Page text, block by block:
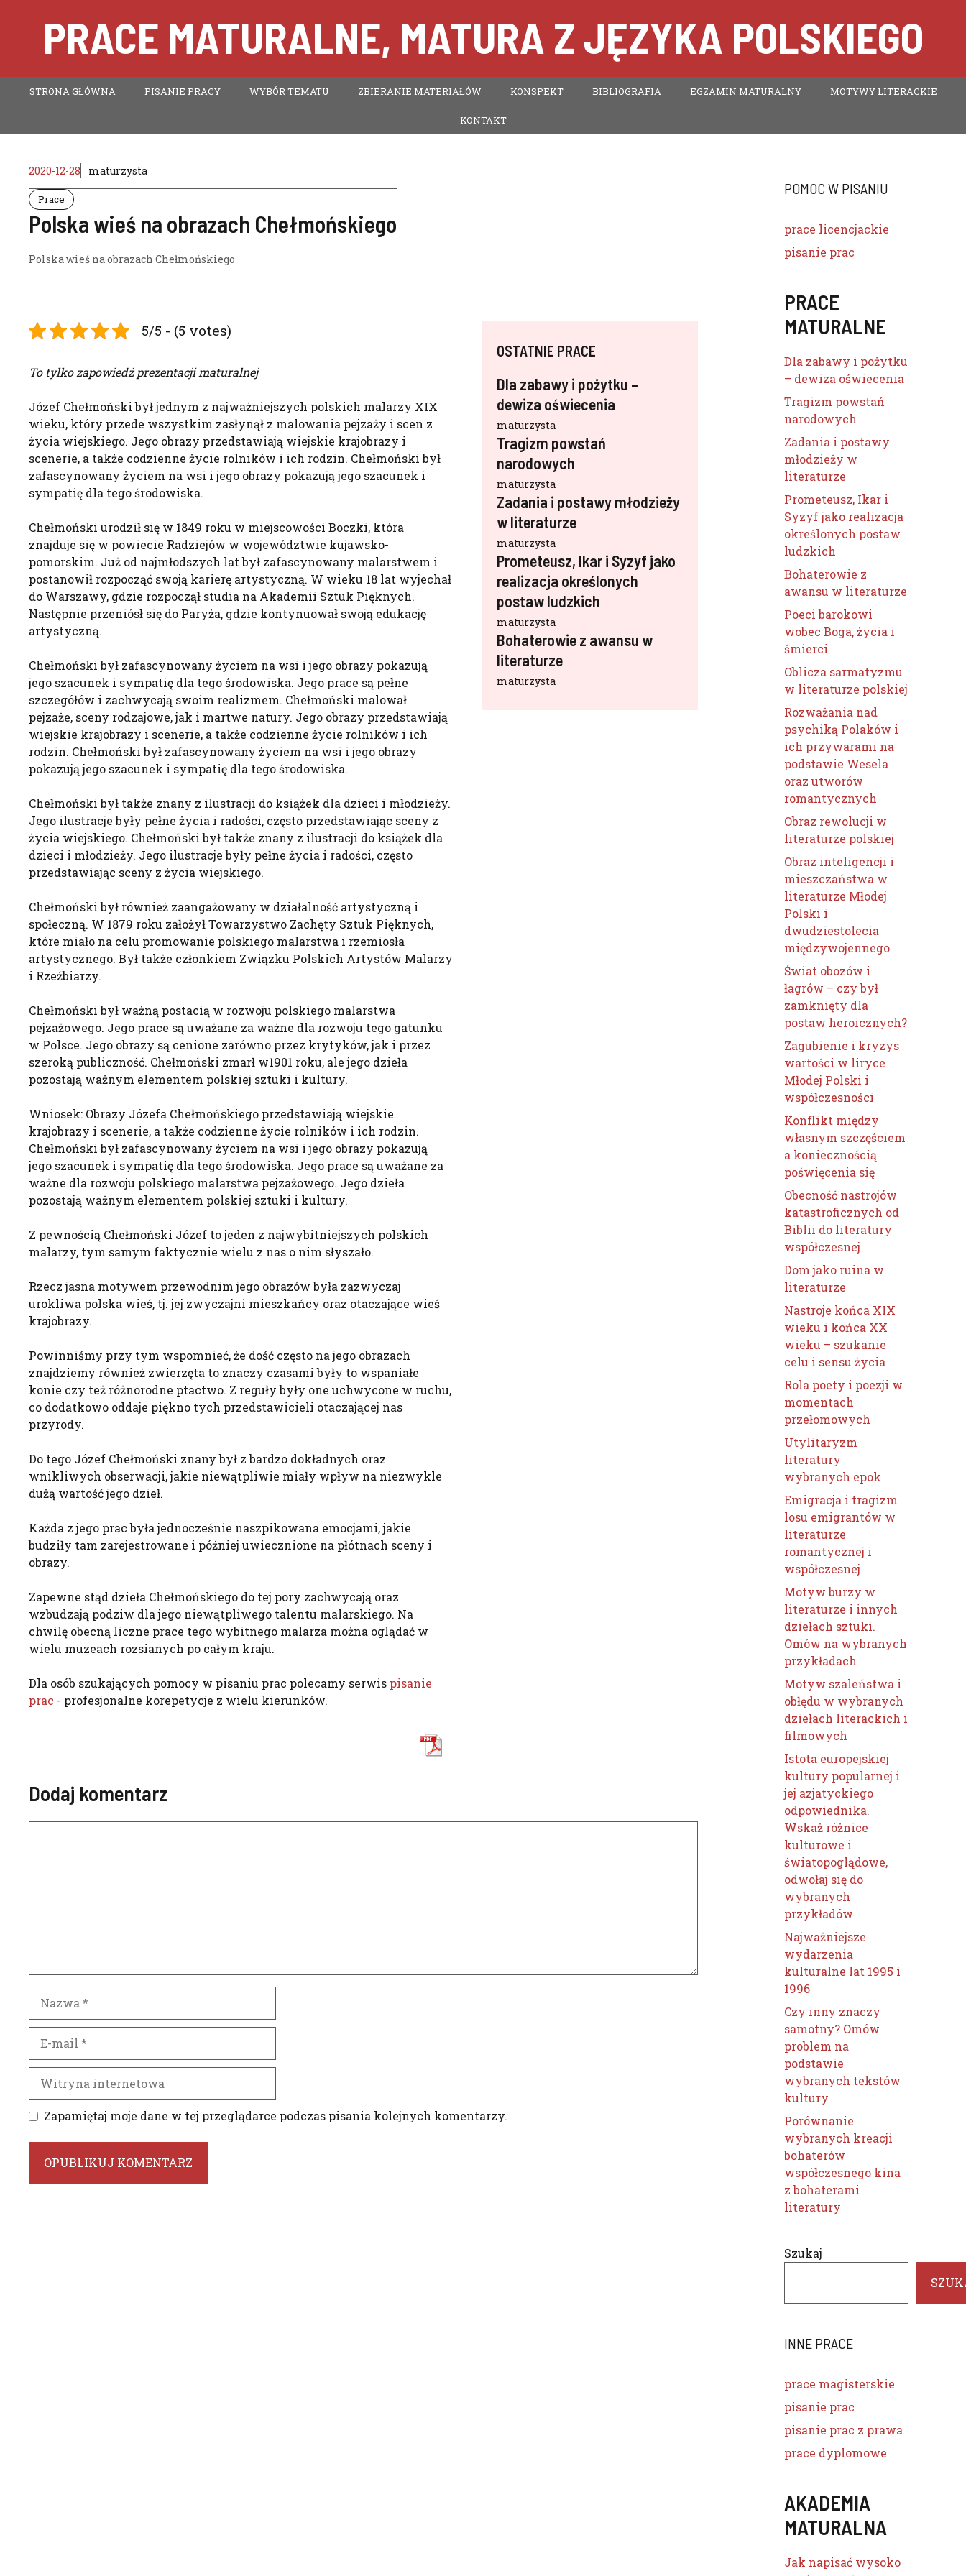
PRACE MATURALNE, MATURA Z JĘZYKA POLSKIEGO
STRONA GŁÓWNA PISANIE PRACY WYBÓR TEMATU ZBIERANIE MATERIAŁÓW KONSPEKT BIBLIOGRAFIA EGZAMIN MATURALNY MOTYWY LITERACKIE
KONTAKT
2020-12-28 maturzysta
Prace
Polska wieś na obrazach Chełmońskiego
Polska wieś na obrazach Chełmońskiego
5/5 - (5 votes)
To tylko zapowiedź prezentacji maturalnej
Józef Chełmoński był jednym z najważniejszych polskich malarzy XIX
wieku, który przede wszystkim zasłynął z malowania pejzaży i scen z
życia wiejskiego. Jego obrazy przedstawiają wiejskie krajobrazy i
scenerie, a także codzienne życie rolników i ich rodzin. Chełmoński był
zafascynowany życiem na wsi i jego obrazy pokazują jego szacunek i
sympatię dla tego środowiska.
Chełmoński urodził się w 1849 roku w miejscowości Boczki, która
znajduje się w powiecie Radziejów w województwie kujawsko-
pomorskim. Już od najmłodszych lat był zafascynowany malarstwem i
postanowił rozpocząć swoją karierę artystyczną. W wieku 18 lat wyjechał
do Warszawy, gdzie rozpoczął studia na Akademii Sztuk Pięknych.
Następnie przeniósł się do Paryża, gdzie kontynuował swoją edukację
artystyczną.
Chełmoński był zafascynowany życiem na wsi i jego obrazy pokazują
jego szacunek i sympatię dla tego środowiska. Jego prace są pełne
szczegółów i zachwycają swoim realizmem. Chełmoński malował
pejzaże, sceny rodzajowe, jak i martwe natury. Jego obrazy przedstawiają
wiejskie krajobrazy i scenerie, a także codzienne życie rolników i ich
rodzin. Chełmoński był zafascynowany życiem na wsi i jego obrazy
pokazują jego szacunek i sympatię dla tego środowiska.
Chełmoński był także znany z ilustracji do książek dla dzieci i młodzieży.
Jego ilustracje były pełne życia i radości, często przedstawiając sceny z
życia wiejskiego. Chełmoński był także znany z ilustracji do książek dla
dzieci i młodzieży. Jego ilustracje były pełne życia i radości, często
przedstawiając sceny z życia wiejskiego.
Chełmoński był również zaangażowany w działalność artystyczną i
społeczną. W 1879 roku założył Towarzystwo Zachęty Sztuk Pięknych,
które miało na celu promowanie polskiego malarstwa i rzemiosła
artystycznego. Był także członkiem Związku Polskich Artystów Malarzy
i Rzeźbiarzy.
Chełmoński był ważną postacią w rozwoju polskiego malarstwa
pejzażowego. Jego prace są uważane za ważne dla rozwoju tego gatunku
w Polsce. Jego obrazy są cenione zarówno przez krytyków, jak i przez
szeroką publiczność. Chełmoński zmarł w1901 roku, ale jego dzieła
pozostają ważnym elementem polskiej sztuki i kultury.
Wniosek: Obrazy Józefa Chełmońskiego przedstawiają wiejskie
krajobrazy i scenerie, a także codzienne życie rolników i ich rodzin.
Chełmoński był zafascynowany życiem na wsi i jego obrazy pokazują
jego szacunek i sympatię dla tego środowiska. Jego prace są uważane za
ważne dla rozwoju polskiego malarstwa pejzażowego. Jego dzieła
pozostają ważnym elementem polskiej sztuki i kultury.
Z pewnością Chełmoński Józef to jeden z najwybitniejszych polskich
malarzy, tym samym faktycznie wielu z nas o nim słyszało.
Rzecz jasna motywem przewodnim jego obrazów była zazwyczaj
urokliwa polska wieś, tj. jej zwyczajni mieszkańcy oraz otaczające wieś
krajobrazy.
Powinniśmy przy tym wspomnieć, że dość często na jego obrazach
znajdziemy również zwierzęta to znaczy czasami były to wspaniałe
konie czy też różnorodne ptactwo. Z reguły były one uchwycone w ruchu,
co dodatkowo oddaje piękno tych przedstawicieli otaczającej nas
przyrody.
Do tego Józef Chełmoński znany był z bardzo dokładnych oraz
wnikliwych obserwacji, jakie niewątpliwie miały wpływ na niezwykle
dużą wartość jego dzieł.
Każda z jego prac była jednocześnie naszpikowana emocjami, jakie
budziły tam zarejestrowane i później uwiecznione na płótnach sceny i
obrazy.
Zapewne stąd dzieła Chełmońskiego do tej pory zachwycają oraz
wzbudzają podziw dla jego niewątpliwego talentu malarskiego. Na
chwilę obecną liczne prace tego wybitnego malarza można oglądać w
wielu muzeach rozsianych po całym kraju.
Dla osób szukających pomocy w pisaniu prac polecamy serwis pisanie
prac - profesjonalne korepetycje z wielu kierunków.
OSTATNIE PRACE
Dla zabawy i pożytku –
dewiza oświecenia
maturzysta
Tragizm powstań
narodowych
maturzysta
Zadania i postawy młodzieży
w literaturze
maturzysta
Prometeusz, Ikar i Syzyf jako
realizacja określonych
postaw ludzkich
maturzysta
Bohaterowie z awansu w
literaturze
maturzysta
Dodaj komentarz
mail
internetowa
Zapamiętaj moje dane w tej przeglądarce podczas pisania kolejnych komentarzy.
POMOC W PISANIU
prace licencjackie
pisanie prac
PRACE
MATURALNE
Dla zabawy i pożytku
– dewiza oświecenia
Tragizm powstań
narodowych
Zadania i postawy
młodzieży w
literaturze
Prometeusz, Ikar i
Syzyf jako realizacja
określonych postaw
ludzkich
Bohaterowie z
awansu w literaturze
Poeci barokowi
wobec Boga, życia i
śmierci
Oblicza sarmatyzmu
w literaturze polskiej
Rozważania nad
psychiką Polaków i
ich przywarami na
podstawie Wesela
oraz utworów
romantycznych
Obraz rewolucji w
literaturze polskiej
Obraz inteligencji i
mieszczaństwa w
literaturze Młodej
Polski i
dwudziestolecia
międzywojennego
Świat obozów i
łagrów – czy był
zamknięty dla
postaw heroicznych?
Zagubienie i kryzys
wartości w liryce
Młodej Polski i
współczesności
Konflikt między
własnym szczęściem
a koniecznością
poświęcenia się
Obecność nastrojów
katastroficznych od
Biblii do literatury
współczesnej
Dom jako ruina w
literaturze
Nastroje końca XIX
wieku i końca XX
wieku – szukanie
celu i sensu życia
Rola poety i poezji w
momentach
przełomowych
Utylitaryzm
literatury
wybranych epok
Emigracja i tragizm
losu emigrantów w
literaturze
romantycznej i
współczesnej
Motyw burzy w
literaturze i innych
dziełach sztuki.
Omów na wybranych
przykładach
Motyw szaleństwa i
obłędu w wybranych
dziełach literackich i
filmowych
Istota europejskiej
kultury popularnej i
jej azjatyckiego
odpowiednika.
Wskaż różnice
kulturowe i
światopoglądowe,
odwołaj się do
wybranych
przykładów
Najważniejsze
wydarzenia
kulturalne lat 1995 i
1996
Czy inny znaczy
samotny? Omów
problem na
podstawie
wybranych tekstów
kultury
Porównanie
wybranych kreacji
bohaterów
współczesnego kina
z bohaterami
literatury
Szukaj
INNE PRACE
prace magisterskie
pisanie prac
pisanie prac z prawa
prace dyplomowe
AKADEMIA
MATURALNA
Jak napisać wysoko